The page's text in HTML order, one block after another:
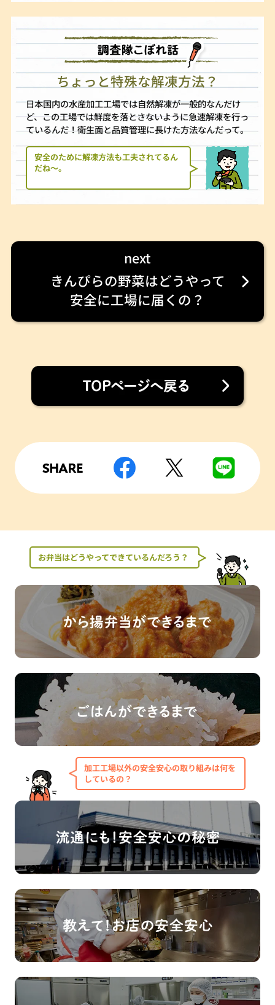
ちょっと特殊な解凍方法？
日本国内の水産加工工場では自然解凍が一般的なんだけ
ど、この工場では鮮度を落とさないように急速解凍を行っ
ているんだ！衛生面と品質管理に長けた方法なんだって。
安全のために解凍方法も工夫されてるん
だね〜。
next
きんぴらの野菜はどうやって
安全に工場に届くの？
お弁当はどうやってできているんだろう？
加工工場以外の安全安心の取り組みは何を
しているの？